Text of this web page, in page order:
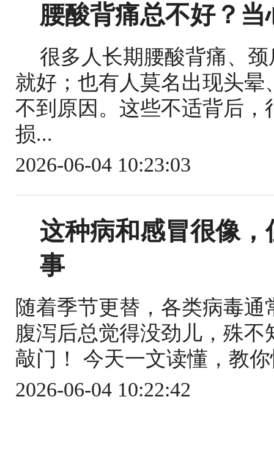
腰酸背痛总不好？
很多人长期腰酸背痛、
就好；也有人莫名出现头
不到原因。这些不适背后
损...
2026-06-04 10:23:03
这种病和感冒很像
事
随着季节更替，各类病毒
腹泻后总觉得没劲儿，殊
敲门！ 今天一文读懂，教
2026-06-04 10:22:42